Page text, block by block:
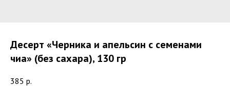
Десерт «Черника и апельсин с семенами
чиа»​ (без сахара), 130 гр
385 р.